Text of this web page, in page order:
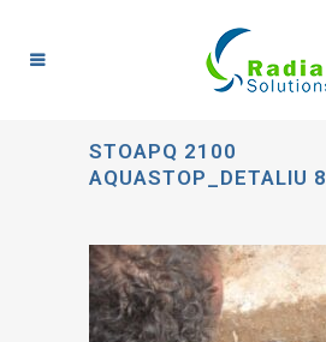
STOAPQ 2100
AQUASTOP_DETALIU 8